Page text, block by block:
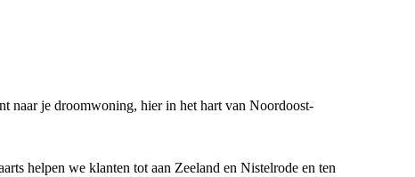
naar je droomwoning, hier in het hart van Noordoost-
helpen we klanten tot aan Zeeland en Nistelrode en ten